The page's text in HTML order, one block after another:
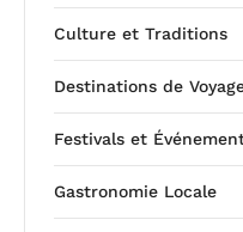
Culture et Traditions
Destinations de
Festivals et
Gastronomie Locale